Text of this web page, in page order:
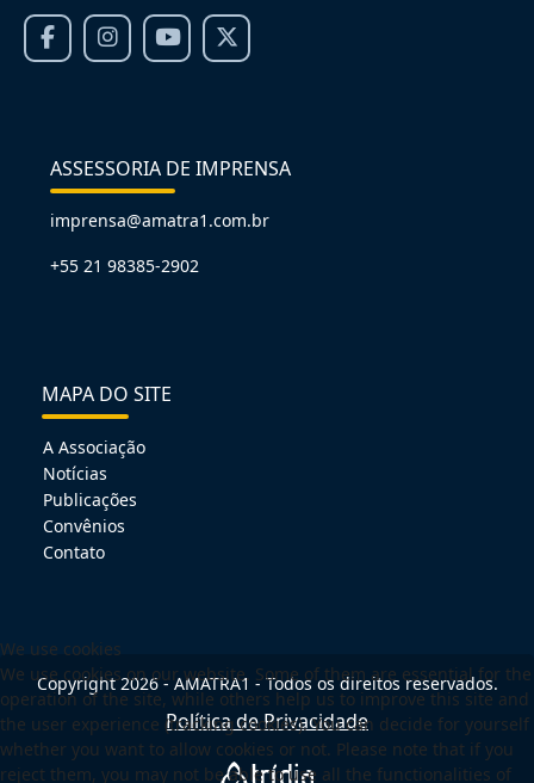
ASSESSORIA DE IMPRENSA
imprensa@amatra1.com.br
+55 21 98385-2902
MAPA DO SITE
A Associação
Notícias
Publicações
Convênios
Contato
Copyright 2026 - AMATRA1 - Todos os direitos reservados.
Política de Privacidade
We use cookies
We use cookies on our website. Some of them are essential for the
operation of the site, while others help us to improve this site and
the user experience (tracking cookies). You can decide for yourself
whether you want to allow cookies or not. Please note that if you
reject them, you may not be able to use all the functionalities of